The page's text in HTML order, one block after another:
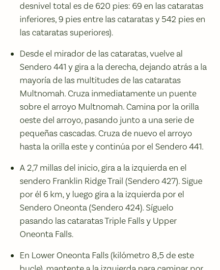
desnivel total es de 620 pies: 69 en las cataratas
inferiores, 9 pies entre las cataratas y 542 pies en
las cataratas superiores).
Desde el mirador de las cataratas, vuelve al
Sendero 441 y gira a la derecha, dejando atrás a la
mayoría de las multitudes de las cataratas
Multnomah. Cruza inmediatamente un puente
sobre el arroyo Multnomah. Camina por la orilla
oeste del arroyo, pasando junto a una serie de
pequeñas cascadas. Cruza de nuevo el arroyo
hasta la orilla este y continúa por el Sendero 441.
A 2,7 millas del inicio, gira a la izquierda en el
sendero Franklin Ridge Trail (Sendero 427). Sigue
por él 6 km, y luego gira a la izquierda por el
Sendero Oneonta (Sendero 424). Síguelo
pasando las cataratas Triple Falls y Upper
Oneonta Falls.
En Lower Oneonta Falls (kilómetro 8,5 de este